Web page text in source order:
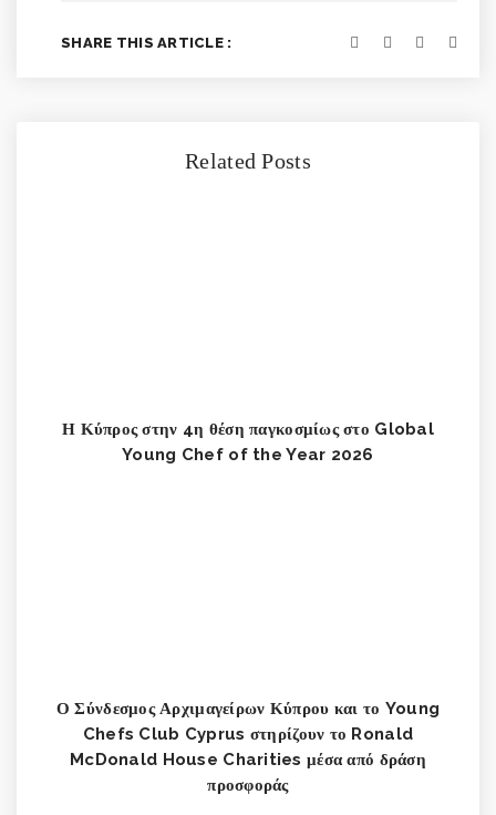
SHARE THIS ARTICLE :
Related Posts
Η Κύπρος στην 4η θέση παγκοσμίως στο Global
Young Chef of the Year 2026
Ο Σύνδεσμος Αρχιμαγείρων Κύπρου και το Young
Chefs Club Cyprus στηρίζουν το Ronald
McDonald House Charities μέσα από δράση
προσφοράς